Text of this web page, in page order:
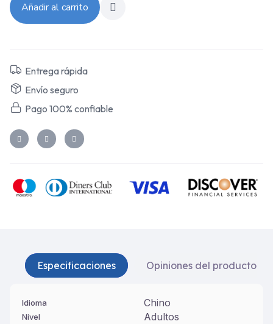
Añadir al carrito
Entrega rápida
Envío seguro
Pago 100% confiable
Especificaciones Opiniones del producto
Idioma Chino
Nivel Adultos